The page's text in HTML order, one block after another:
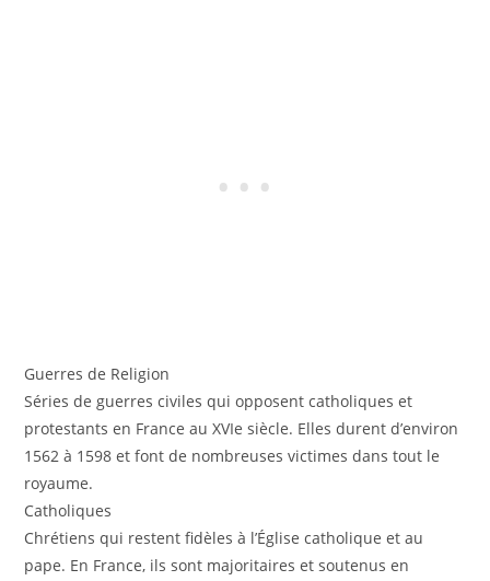
Guerres de Religion
Séries de guerres civiles qui opposent catholiques et
protestants en France au XVIe siècle. Elles durent d’environ
1562 à 1598 et font de nombreuses victimes dans tout le
royaume.
Catholiques
Chrétiens qui restent fidèles à l’Église catholique et au
pape. En France, ils sont majoritaires et soutenus en